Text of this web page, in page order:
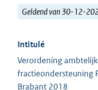
Geldend van 30-12-
Intitulé
Verordening
fractieondersteuning
Brabant 2018